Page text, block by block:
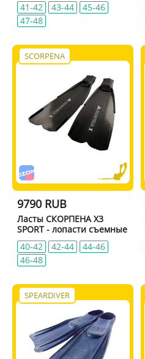
41-42
43-44
45-46
47-48
SCORPENA
9790 RUB
Ласты СКОРПЕНА X3
SPORT - лопасти съемные
40-42
42-44
44-46
46-48
SPEARDIVER